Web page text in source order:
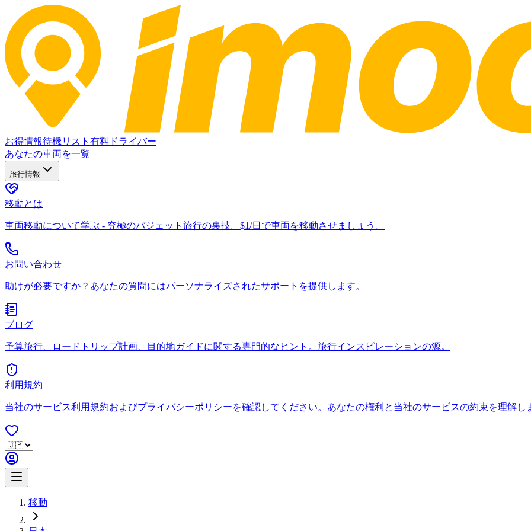
お得情報待機リスト 有料ドライバー
あなたの車両を一覧
旅行情報
移動とは
車両移動について学ぶ - 究極のバジェット旅行の裏技。$1/日で車両を移動させましょう。
お問い合わせ
助けが必要ですか？あなたの質問にはパーソナライズされたサポートを提供します。
ブログ
予算旅行、ロードトリップ計画、目的地ガイドに関する専門的なヒント。旅行インスピレーションの源。
利用規約
当社のサービス利用規約およびプライバシーポリシーを確認してください。あなたの権利と当社のサービスの約束を理解し
移動